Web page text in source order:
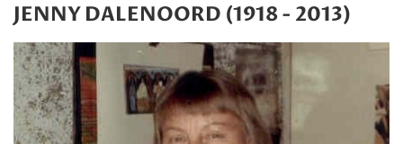
JENNY DALENOORD (1918 - 2013)